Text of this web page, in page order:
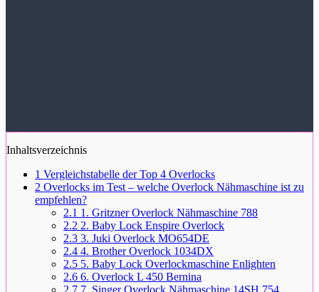
Inhaltsverzeichnis
1 Vergleichstabelle der Top 4 Overlocks
2 Overlocks im Test – welche Overlock Nähmaschine ist zu
empfehlen?
2.1 1. Gritzner Overlock Nähmaschine 788
2.2 2. Baby Lock Enspire Overlock
2.3 3. Juki Overlock MO654DE
2.4 4. Brother Overlock 1034DX
2.5 5. Baby Lock Overlockmaschine Enlighten
2.6 6. Overlock L 450 Bernina
2.7 7. Singer Overlock Nähmaschine 14SH 754